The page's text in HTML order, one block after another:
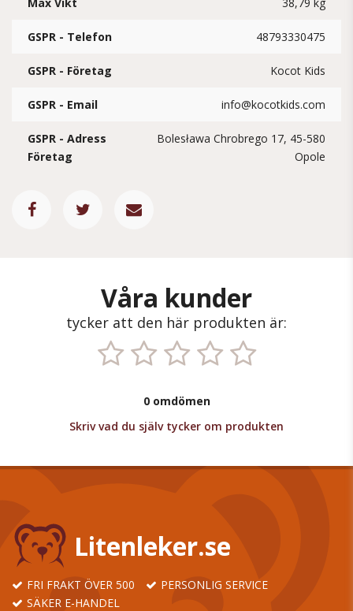
GSPR - Telefon 48793330475
GSPR - Företag Kocot Kids
GSPR - Email info@kocotkids.com
GSPR - Adress
Företag
Bolesława Chrobrego 17, 45-580
Opole
Våra kunder
tycker att den här produkten är:
0 omdömen
Skriv vad du själv tycker om produkten
Litenleker.se
FRI FRAKT ÖVER 500
PERSONLIG SERVICE
SÄKER E-HANDEL